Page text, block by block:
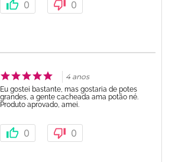
0 0
4 anos
Eu gostei bastante, mas gostaria de potes
grandes, a gente cacheada ama potão né.
Produto aprovado, amei.
0 0